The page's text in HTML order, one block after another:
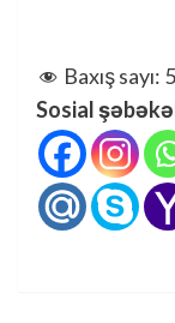
Baxış sayı:
Sosial